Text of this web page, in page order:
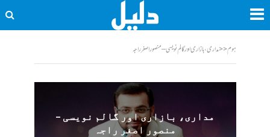
ہوم<<مداری، بازاری اور گالم نویسی – منصور اصغر راجہ
مداری، بازاری اور گالم نویسی –
منصور اصغر راجہ